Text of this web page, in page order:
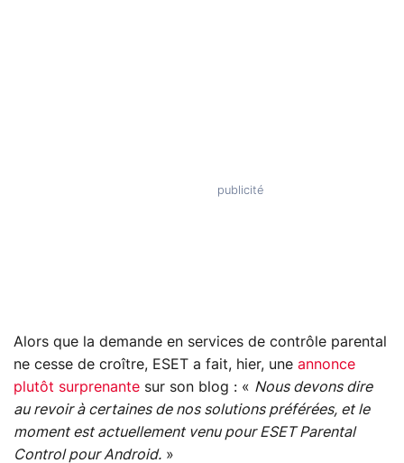
Alors que la demande en services de contrôle parental
ne cesse de croître, ESET a fait, hier, une annonce
plutôt surprenante sur son blog : « Nous devons dire
au revoir à certaines de nos solutions préférées, et le
moment est actuellement venu pour ESET Parental
Control pour Android. »